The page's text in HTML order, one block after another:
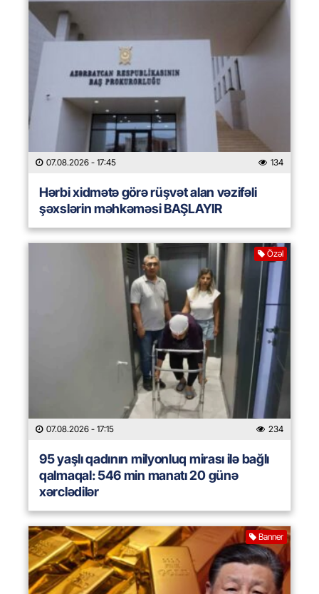
07.08.2026 - 17:45 134
Hərbi xidmətə görə rüşvət alan vəzifəli
şəxslərin məhkəməsi BAŞLAYIR
Özəl
07.08.2026 - 17:15 234
95 yaşlı qadının milyonluq mirası ilə bağlı
qalmaqal: 546 min manatı 20 günə
xərclədilər
Banner